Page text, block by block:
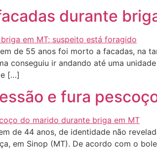
durante
de 55 anos foi morto a facadas, na
conseguiu ir andando até uma
[…]
e fura
de 44 anos, de identidade não
em Sinop (MT). De acordo com o